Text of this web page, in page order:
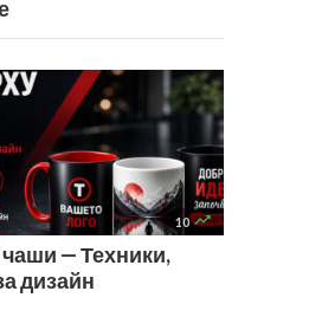
10 
— Техники,
дизайн